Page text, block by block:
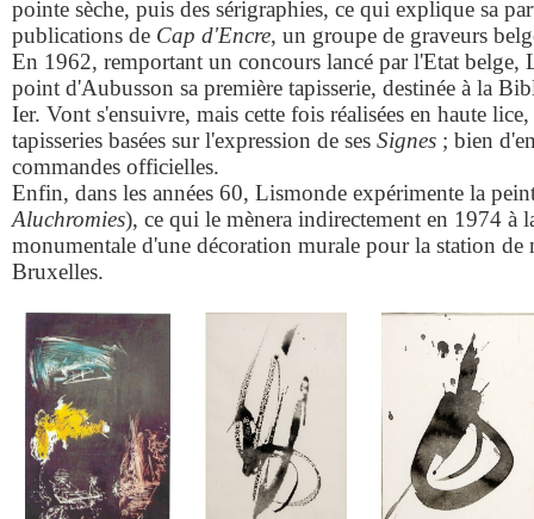
pointe sèche, puis des sérigraphies, ce qui explique sa
publications de Cap d'Encre, un groupe de graveurs
En 1962, remportant un concours lancé par l'Etat belge,
point d'Aubusson sa première tapisserie, destinée à la
Ier. Vont s'ensuivre, mais cette fois réalisées en haute
tapisseries basées sur l'expression de ses Signes ; bien
commandes officielles.
Enfin, dans les années 60, Lismonde expérimente la
Aluchromies), ce qui le mènera indirectement en 1974 à
monumentale d'une décoration murale pour la station de
Bruxelles.